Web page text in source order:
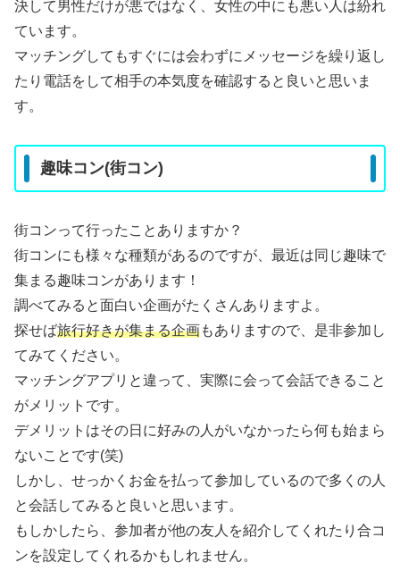
決して男性だけが悪ではなく、女性の中にも悪い人は紛れ
ています。
マッチングしてもすぐには会わずにメッセージを繰り返し
たり電話をして相手の本気度を確認すると良いと思いま
す。
趣味コン(街コン)
街コンって行ったことありますか？
街コンにも様々な種類があるのですが、最近は同じ趣味で
集まる趣味コンがあります！
調べてみると面白い企画がたくさんありますよ。
探せば旅行好きが集まる企画もありますので、是非参加し
てみてください。
マッチングアプリと違って、実際に会って会話できること
がメリットです。
デメリットはその日に好みの人がいなかったら何も始まら
ないことです(笑)
しかし、せっかくお金を払って参加しているので多くの人
と会話してみると良いと思います。
もしかしたら、参加者が他の友人を紹介してくれたり合コ
ンを設定してくれるかもしれません。